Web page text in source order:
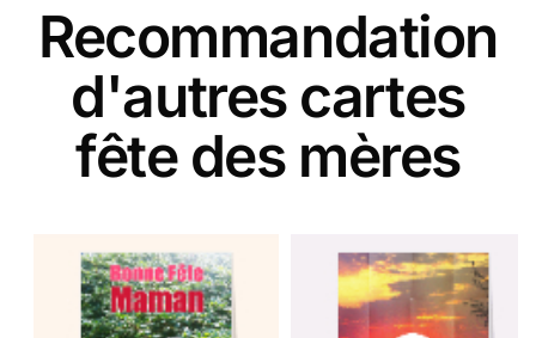
Recommandation
d'autres cartes
fête des mères